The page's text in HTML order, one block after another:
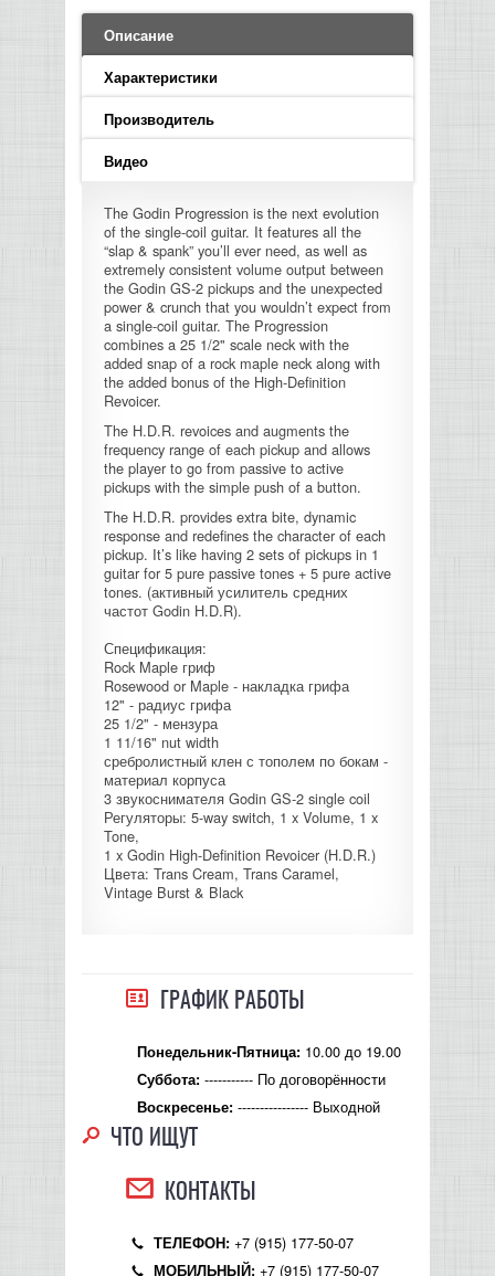
УСИЛИТЕЛИ
МИКШЕРЫ ЦИФРОВЫЕ
ЛИНЕЙНЫЕ МАССИВЫ
СЦЕНИЧЕСКИЕ МОНИТОРЫ
CD|DVD|FLASH|USB ПЛЕЕРЫ,
РЕКОРДЕРЫ
САБВУФЕРЫ АКТИВНЫЕ
КОМПЛЕКТУЮЩИЕ ДЛЯ
АКУСТИЧЕСКИХ СИСТЕМ
КОНТРОЛЛЕРЫ АС И КРОССОВЕРЫ
НАУШНИКИ
LED PAR
БАСОВЫЕ УСИЛИТЕЛИ И КАБИНЕТЫ
ГИТАРНЫЕ ПРИНАДЛЕЖНОСТИ
КЛАВИШНЫЕ КОМБО
СТОЙКИ ДЛЯ КЛАВИШНЫХ
ПРЕАМПЫ И МИКРОФОННЫЕ
ПРОЦЕССОРЫ
ФЛЕЙТЫ
ПРОИГРЫВАТЕЛИ ВИНИЛА
ВИДЕО РЕКОРДЕРЫ
ВИДЕО КОНВЕРТЕРЫ
АКУСТИЧЕСКИЕ
ГРОМКОГОВОРИТЕЛИ
АНОНСЫ НОВИНОК
ИНФОРМАЦИЯ
КАК КУПИТЬ
ДОСТАВКА
ОПЛАТА
КОНТАКТЫ
Описание
Характеристики
Производитель
Видео
The Godin Progression is the next evolution
of the single-coil guitar. It features all the
“slap & spank” you’ll ever need, as well as
extremely consistent volume output between
the Godin GS-2 pickups and the unexpected
power & crunch that you wouldn’t expect from
a single-coil guitar. The Progression
combines a 25 1/2" scale neck with the
added snap of a rock maple neck along with
the added bonus of the High-Definition
Revoicer.
The H.D.R. revoices and augments the
frequency range of each pickup and allows
the player to go from passive to active
pickups with the simple push of a button.
The H.D.R. provides extra bite, dynamic
response and redefines the character of each
pickup. It’s like having 2 sets of pickups in 1
guitar for 5 pure passive tones + 5 pure active
tones. (активный усилитель средних
частот Godin H.D.R).
Спецификация:
Rock Maple гриф
Rosewood or Maple - накладка грифа
12" - радиус грифа
25 1/2" - мензура
1 11/16" nut width
сребролистный клен с тополем по бокам -
материал корпуса
3 звукоснимателя Godin GS-2 single coil
Регуляторы: 5-way switch, 1 x Volume, 1 x
Tone,
1 x Godin High-Definition Revoicer (H.D.R.)
Цвета: Trans Cream, Trans Caramel,
Vintage Burst & Black
ГРАФИК РАБОТЫ
Понедельник-Пятница: 10.00 до 19.00
Суббота: ----------- По договорённости
Воскресенье: ---------------- Выходной
ЧТО ИЩУТ
КОНТАКТЫ
ТЕЛЕФОН: +7 (915) 177-50-07
МОБИЛЬНЫЙ: +7 (915) 177-50-07